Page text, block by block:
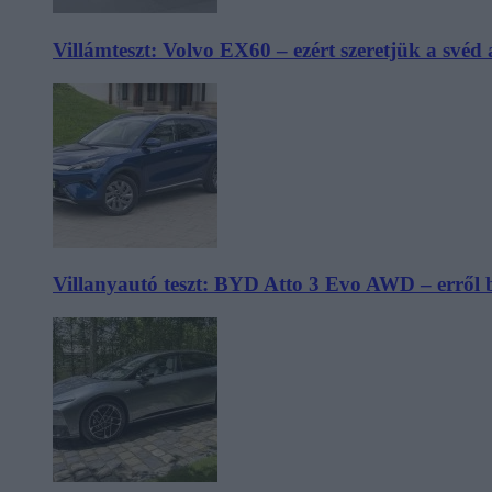
Villámteszt: Volvo EX60 – ezért szeretjük a svéd
Villanyautó teszt: BYD Atto 3 Evo AWD – erről